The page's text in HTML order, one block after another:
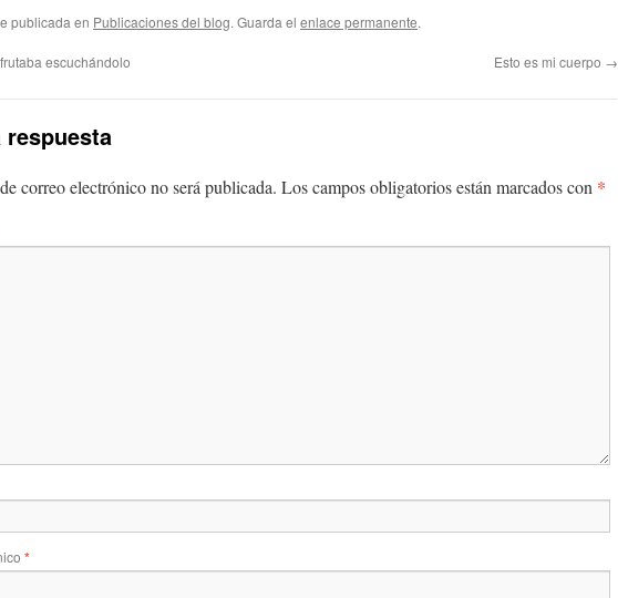
publicada en Publicaciones del blog. Guarda el enlace permanente.
escuchándolo Esto es mi cuerpo →
respuesta
correo electrónico no será publicada. Los campos obligatorios están marcados con *
*